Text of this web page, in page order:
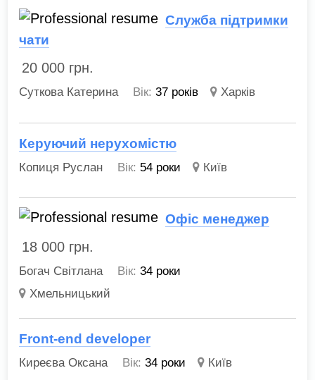
Служба підтримки
чати
20 000 грн.
Суткова Катерина Вік: 37 років Харків
Керуючий нерухомістю
Копиця Руслан Вік: 54 роки Київ
Офіс менеджер
18 000 грн.
Богач Світлана Вік: 34 роки
Хмельницький
Front-end developer
Киреєва Оксана Вік: 34 роки Київ